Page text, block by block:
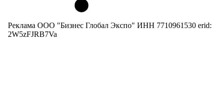
Реклама ООО "Бизнес Глобал Экспо" ИНН 7710961530 erid:
2W5zFJRB7Va